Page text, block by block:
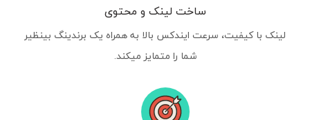
ساخت لینک و محتوی
لینک با کیفیت، سرعت ایندکس بالا به همراه یک برندینگ بینظیر
شما را متمایز میکند.